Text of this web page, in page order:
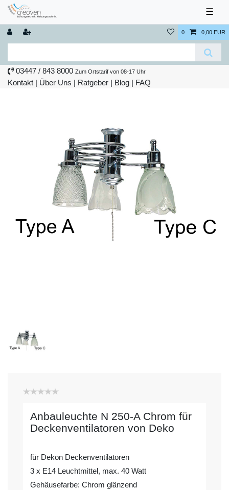
☰
0 0,00 EUR
03447 / 843 8000 Zum Ortstarif von 08-17 Uhr
Kontakt | Über Uns | Ratgeber | Blog | FAQ
Anbauleuchte N 250-A Chrom für
Deckenventilatoren von Deko
für Dekon Deckenventilatoren
3 x E14 Leuchtmittel, max. 40 Watt
Gehäusefarbe: Chrom glänzend